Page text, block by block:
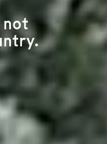
not